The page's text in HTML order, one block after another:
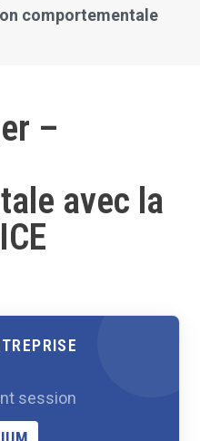
comportementale
–
avec la
session